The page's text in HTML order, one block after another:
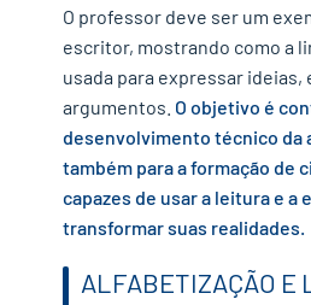
O professor deve ser um
escritor, mostrando como a
usada para expressar ideias,
argumentos. O objetivo é
desenvolvimento técnico da
também para a formação de
capazes de usar a leitura e a
transformar suas realidades.
ALFABETIZAÇÃO E